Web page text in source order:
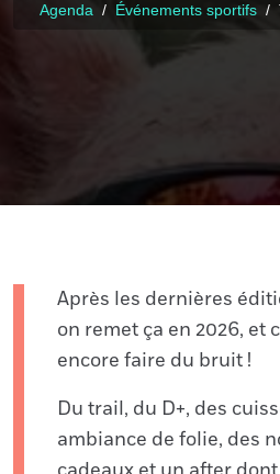
Agenda Événements sportifs
Après les dernières
on remet ça en 2026, et
encore faire du bruit !
Du trail, du D+, des
ambiance de folie, des